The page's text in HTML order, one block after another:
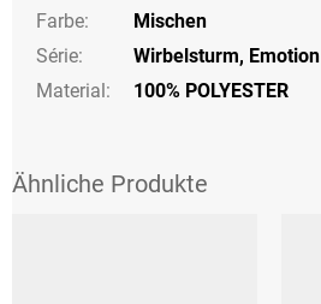
Farbe:
Mischen
Série:
Wirbelsturm, Emotion
Material:
100% POLYESTER